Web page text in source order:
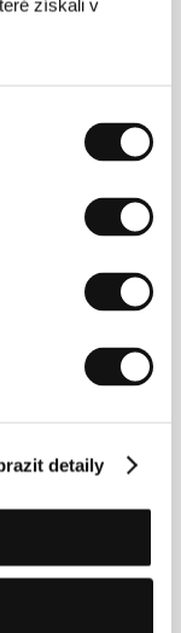
získali v
detaily
(1981, kr.)